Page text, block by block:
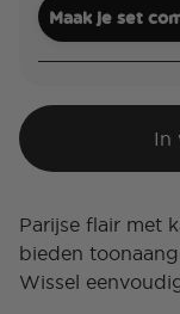
Maak je set
In
Parijse flair met
bieden
Wissel